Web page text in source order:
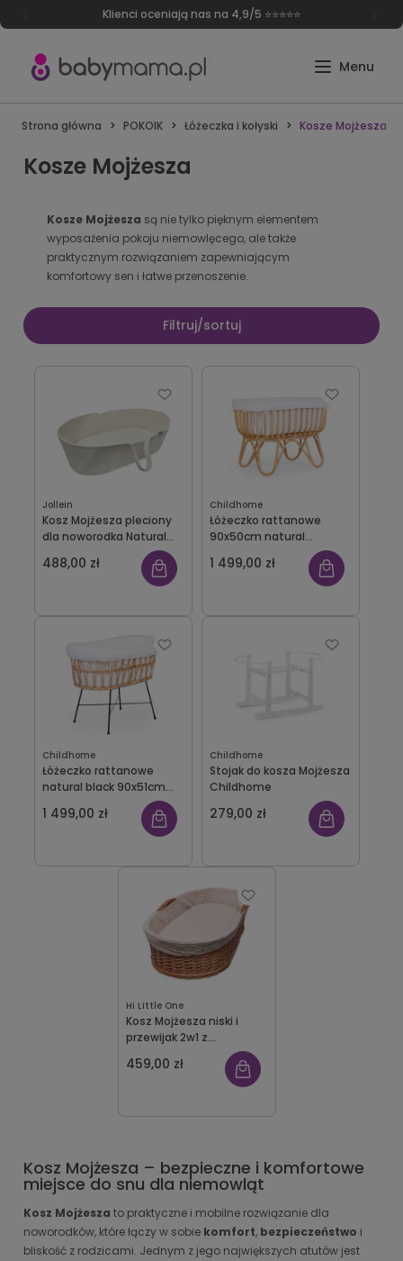
Klienci oceniają nas na 4,9/5 ⭐⭐⭐⭐⭐
Strona główna POKOIK Łóżeczka i kołyski Kosze Mojżesza
Kosze Mojżesza
Kosze Mojżesza są nie tylko pięknym elementem
wyposażenia pokoju niemowlęcego, ale także
praktycznym rozwiązaniem zapewniającym
komfortowy sen i łatwe przenoszenie.
Filtruj/sortuj
Jollein
Kosz Mojżesza pleciony
dla noworodka Natural
488,00 zł
Childhome
Łóżeczko rattanowe
90x50cm natural
1 499,00 zł
Childhome
Łóżeczko rattanowe
natural black 90x51cm
1 499,00 zł
Childhome
Stojak do kosza Mojżesza
Childhome
279,00 zł
Hi Little One
Kosz Mojżesza niski i
przewijak 2w1 z
materacykiem Hi Little
One
459,00 zł
Kosz Mojżesza – bezpieczne i komfortowe
miejsce do snu dla niemowląt
Kosz Mojżesza to praktyczne i mobilne rozwiązanie dla
noworodków, które łączy w sobie komfort, bezpieczeństwo i
bliskość z rodzicami. Jednym z jego największych atutów jest